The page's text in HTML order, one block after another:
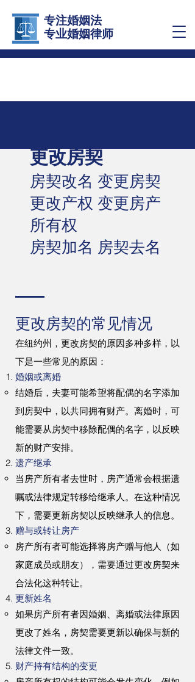
专注婚姻法
​专业婚姻律师
更改房契
房契改名 变更房契
更改产权 变更房产
所有权
​房契加名 房契去名
更改房契的常见情况
在纽约州，更改房契的原因多种多样，以
下是一些常见的原因：
婚姻或离婚
结婚后，夫妻可能希望将配偶的名字添加
到房契中，以共同拥有财产。离婚时，可
能需要从房契中移除配偶的名字，以反映
新的财产安排。
遗产继承
当房产所有者去世时，房产通常会根据遗
嘱或法律规定转移给继承人。在这种情况
下，需要更新房契以反映继承人的信息。
赠与或转让房产
房产所有者可能选择将房产赠与他人（如
家庭成员或朋友），需要通过更改房契来
合法化这种转让。
更新姓名
如果房产所有者因婚姻、离婚或法律原因
更改了姓名，房契需要更新以确保与新的
法律文件一致。
财产持有结构的变更